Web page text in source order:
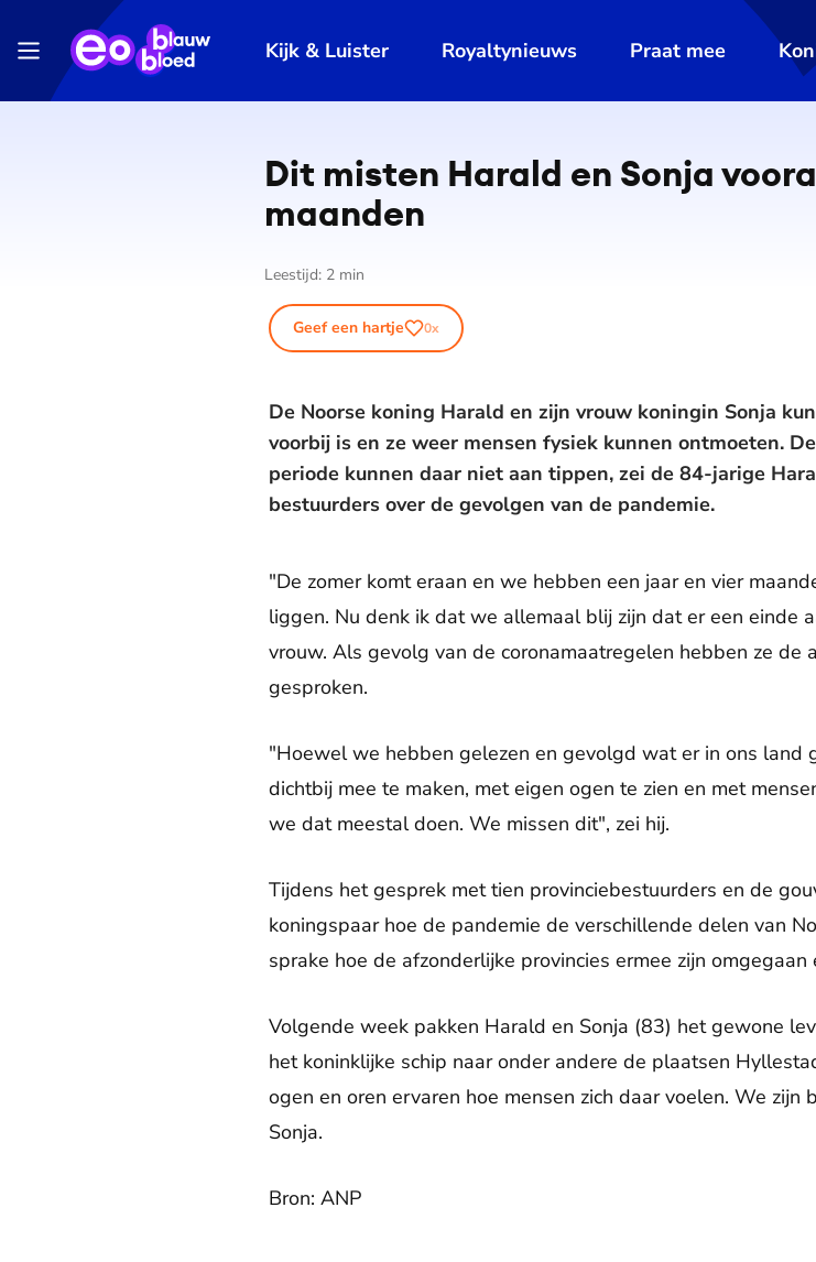
Kijk & Luister Royaltynieuws Praat mee
Dit misten Harald en Sonja
maanden
Leestijd: 2 min
Geef een hartje 0x
De Noorse koning Harald en zijn vrouw koningin Sonja
voorbij is en ze weer mensen fysiek kunnen ontmoeten.
periode kunnen daar niet aan tippen, zei de 84-jarige
bestuurders over de gevolgen van de pandemie.
"De zomer komt eraan en we hebben een jaar en vier
liggen. Nu denk ik dat we allemaal blij zijn dat er een einde
vrouw. Als gevolg van de coronamaatregelen hebben ze de
gesproken.
"Hoewel we hebben gelezen en gevolgd wat er in ons land
dichtbij mee te maken, met eigen ogen te zien en met
we dat meestal doen. We missen dit", zei hij.
Tijdens het gesprek met tien provinciebestuurders en de
koningspaar hoe de pandemie de verschillende delen van
sprake hoe de afzonderlijke provincies ermee zijn
Volgende week pakken Harald en Sonja (83) het gewone
het koninklijke schip naar onder andere de plaatsen
ogen en oren ervaren hoe mensen zich daar voelen. We
Sonja.
Bron: ANP